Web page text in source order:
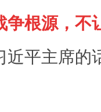
争根源，不
近平主席的